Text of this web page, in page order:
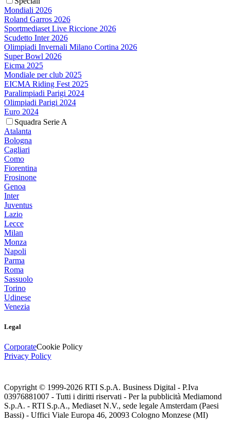
Mondiali 2026
Roland Garros 2026
Sportmediaset Live Riccione 2026
Scudetto Inter 2026
Olimpiadi Invernali Milano Cortina 2026
Super Bowl 2026
Eicma 2025
Mondiale per club 2025
EICMA Riding Fest 2025
Paralimpiadi Parigi 2024
Olimpiadi Parigi 2024
Euro 2024
Squadra Serie A
Atalanta
Bologna
Cagliari
Como
Fiorentina
Frosinone
Genoa
Inter
Juventus
Lazio
Lecce
Milan
Monza
Napoli
Parma
Roma
Sassuolo
Torino
Udinese
Venezia
Legal
CorporateCookie Policy
Privacy Policy
Copyright © 1999-2026 RTI S.p.A. Business Digital - P.Iva
03976881007 - Tutti i diritti riservati - Per la pubblicità Mediamond
S.p.A. - RTI S.p.A., Mediaset N.V., sede legale Amsterdam (Paesi
Bassi) - Uffici Viale Europa 46, 20093 Cologno Monzese (MI)